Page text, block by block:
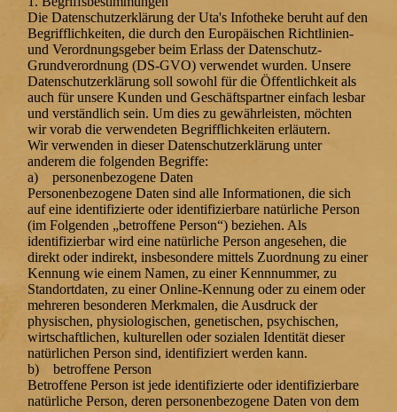
Die Datenschutzerklärung der Uta's Infotheke beruht auf den
Begrifflichkeiten, die durch den Europäischen Richtlinien-
und Verordnungsgeber beim Erlass der Datenschutz-
Grundverordnung (DS-GVO) verwendet wurden. Unsere
Datenschutzerklärung soll sowohl für die Öffentlichkeit als
auch für unsere Kunden und Geschäftspartner einfach lesbar
und verständlich sein. Um dies zu gewährleisten, möchten
wir vorab die verwendeten Begrifflichkeiten erläutern.
Wir verwenden in dieser Datenschutzerklärung unter
anderem die folgenden Begriffe:
a) personenbezogene Daten
Personenbezogene Daten sind alle Informationen, die sich
auf eine identifizierte oder identifizierbare natürliche Person
(im Folgenden „betroffene Person“) beziehen. Als
identifizierbar wird eine natürliche Person angesehen, die
direkt oder indirekt, insbesondere mittels Zuordnung zu einer
Kennung wie einem Namen, zu einer Kennnummer, zu
Standortdaten, zu einer Online-Kennung oder zu einem oder
mehreren besonderen Merkmalen, die Ausdruck der
physischen, physiologischen, genetischen, psychischen,
wirtschaftlichen, kulturellen oder sozialen Identität dieser
natürlichen Person sind, identifiziert werden kann.
b) betroffene Person
Betroffene Person ist jede identifizierte oder identifizierbare
natürliche Person, deren personenbezogene Daten von dem